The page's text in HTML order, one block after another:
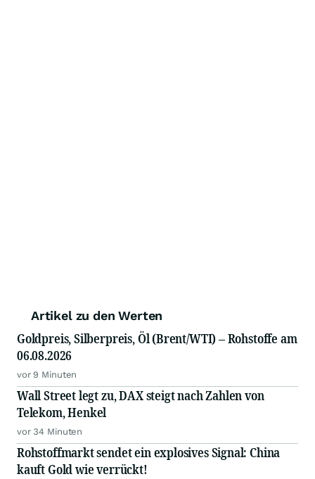
Artikel zu den Werten
Goldpreis, Silberpreis, Öl (Brent/WTI) – Rohstoffe am
06.08.2026
vor 9 Minuten
Wall Street legt zu, DAX steigt nach Zahlen von
Telekom, Henkel
vor 34 Minuten
Rohstoffmarkt sendet ein explosives Signal: China
kauft Gold wie verrückt!